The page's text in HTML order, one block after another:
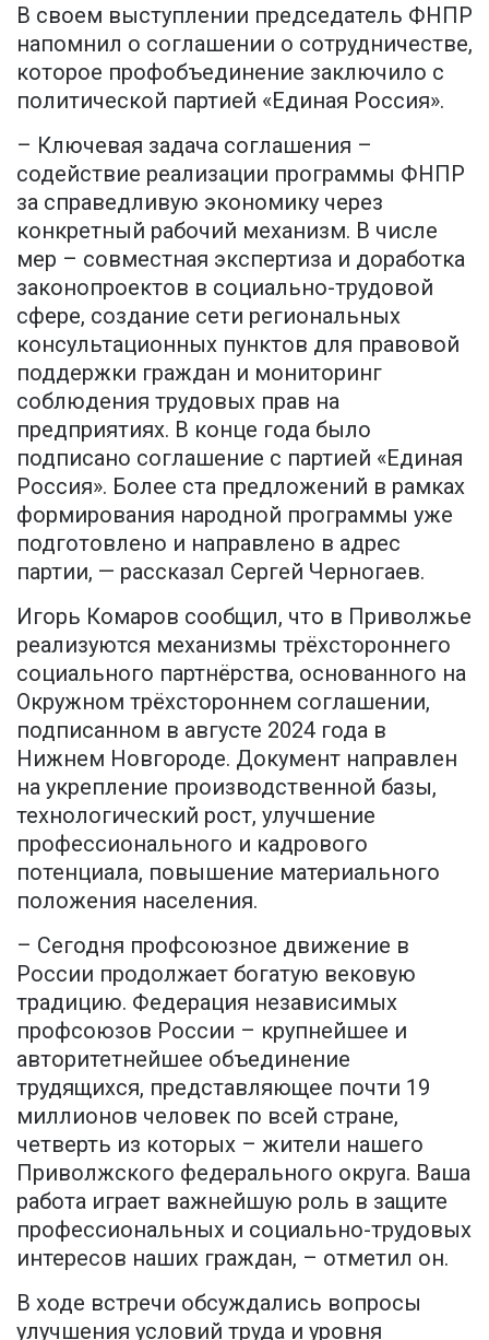
В своем выступлении председатель ФНПР
напомнил о соглашении о сотрудничестве,
которое профобъединение заключило с
политической партией «Единая Россия».
– Ключевая задача соглашения –
содействие реализации программы ФНПР
за справедливую экономику через
конкретный рабочий механизм. В числе
мер – совместная экспертиза и доработка
законопроектов в социально-трудовой
сфере, создание сети региональных
консультационных пунктов для правовой
поддержки граждан и мониторинг
соблюдения трудовых прав на
предприятиях. В конце года было
подписано соглашение с партией «Единая
Россия». Более ста предложений в рамках
формирования народной программы уже
подготовлено и направлено в адрес
партии, — рассказал Сергей Черногаев.
Игорь Комаров сообщил, что в Приволжье
реализуются механизмы трёхстороннего
социального партнёрства, основанного на
Окружном трёхстороннем соглашении,
подписанном в августе 2024 года в
Нижнем Новгороде. Документ направлен
на укрепление производственной базы,
технологический рост, улучшение
профессионального и кадрового
потенциала, повышение материального
положения населения.
– Сегодня профсоюзное движение в
России продолжает богатую вековую
традицию. Федерация независимых
профсоюзов России – крупнейшее и
авторитетнейшее объединение
трудящихся, представляющее почти 19
миллионов человек по всей стране,
четверть из которых – жители нашего
Приволжского федерального округа. Ваша
работа играет важнейшую роль в защите
профессиональных и социально-трудовых
интересов наших граждан, – отметил он.
В ходе встречи обсуждались вопросы
улучшения условий труда и уровня